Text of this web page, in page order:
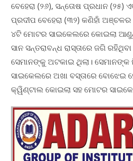
ବେହେରା (୨୬), ସନ୍ତୋଷ ପ୍ରଧାନ (୨୫)
ପ୍ରଦୀପ ବେହେରା (୩୨) କଣିହାଁ
୪ଟି ମୋଟର ସାଇକେଲରେ କୋଇଲା
ସାନ ସନ୍ତରାବନ୍ଧ ରାସ୍ତାରେ ଜଗି
ସେମାନଙ୍କୁ ଅଟକାଇ ଥିଲା।
ସାଇକେଲରେ ଅଖା ବସ୍ତାରେ ବୋଝେଇ
କ୍ୱିଣ୍ଟାଲ କୋଇଲା ସହ ମୋଟର